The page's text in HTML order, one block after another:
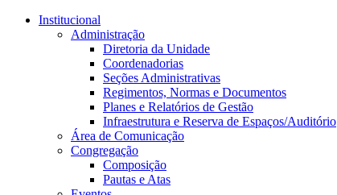
Conteúdo principal
Institucional
Administração
Diretoria da Unidade
Coordenadorias
Seções Administrativas
Regimentos, Normas e Documentos
Planes e Relatórios de Gestão
Infraestrutura e Reserva de Espaços/Auditório
Área de Comunicação
Congregação
Composição
Pautas e Atas